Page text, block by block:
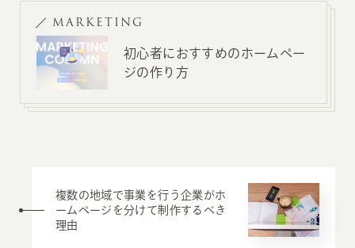
MARKETING
初心者におすすめのホームペー
ジの作り方
複数の地域で事業を行う企業がホ
ームページを分けて制作するべき
理由